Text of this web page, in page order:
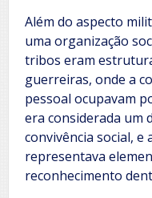
Além do aspecto
uma organização
tribos eram
guerreiras, onde a
pessoal ocupavam
era considerada um
convivência social,
representava
reconhecimento